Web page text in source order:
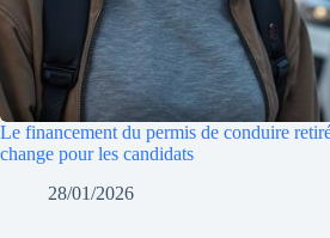
Le financement du permis de conduire
change pour les candidats
28/01/2026